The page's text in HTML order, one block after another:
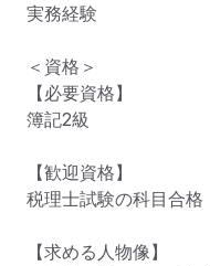
実務経験
＜資格＞
【必要資格】
簿記2級
【歓迎資格】
税理士試験の科目合格
【求める人物像】